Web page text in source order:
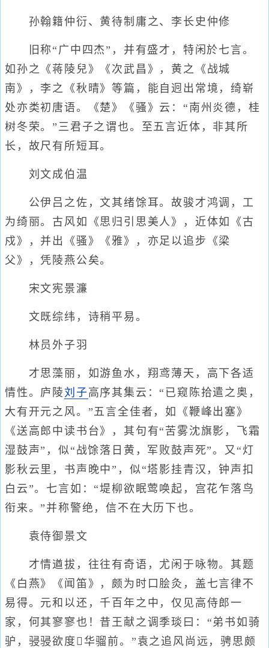
孙翰籍仲衍、黄待制庸之、李长史仲修
旧称“广中四杰”，并有盛才，特闲於七言。
如孙之《蒋陵兒》《次武昌》，黄之《战城
南》，李之《秋晴》等篇，能自迥出常境，绮崭
处亦类初唐语。《楚》《骚》云：“南州炎德，桂
树冬荣。”三君子之谓也。至五言近体，非其所
长，故尺有所短耳。
刘文成伯温
公伊吕之佐，文其绪馀耳。故骏才鸿调，工
为绮丽。古风如《思归引思美人》，近体如《古
戍》，并出《骚》《雅》，亦足以追步《梁
父》，凭陵燕公矣。
宋文宪景濂
文既综纬，诗稍平易。
林员外子羽
才思藻丽，如游鱼水，翔鸢薄天，高下各适
情性。庐陵刘子高序其集云：“已窥陈拾遣之奥，
大有开元之风。”五言全佳者，如《鞭峰出塞》
《送高郎中读书台》，其句有“苦雾沈旗影，飞霜
湿鼓声”，似“战馀落日黄，军败鼓声死”。又“灯
影秋云里，书声晚中”，似“塔影挂青汉，钟声扣
白云”。七言如：“堤柳欲眠莺唤起，宫花乍落鸟
衔来。”并称警绝，信不在大历下也。
袁侍御景文
才情遒拔，往往有奇语，尤闲于咏物。其题
《白燕》《闻笛》，颇为时口脍灸，盖七言律不
易得。元和以还，千百年之中，仅见高侍郎一
家，何其寥寥也！昔王献之调季琰曰：“弟书如骑
驴，骎骎欲度华骝前。”袁之追风尚远，骋思颇